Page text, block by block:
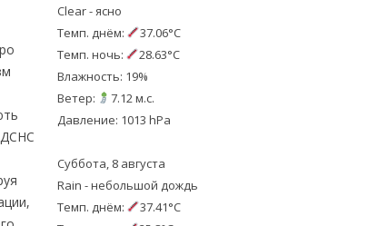
ДСНС
Clear - ясно
Темп. днём:
37.06°C
Темп. ночь:
28.63°C
Влажность: 19%
Ветер:
7.12 м.с.
Давление: 1013 hPa
Суббота, 8 августа
Rain - небольшой дождь
Темп. днём:
37.41°C